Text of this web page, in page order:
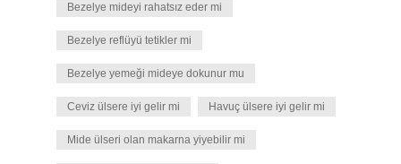
Bezelye mideyi rahatsız eder mi
Bezelye reflüyü tetikler mi
Bezelye yemeği mideye dokunur mu
Ceviz ülsere iyi gelir mi Havuç ülsere iyi gelir mi
Mide ülseri olan makarna yiyebilir mi